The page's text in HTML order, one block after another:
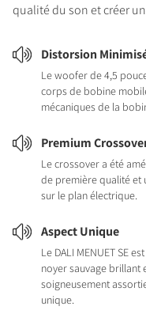
qualité du son et créer
Distorsion
Le woofer de 4,5
corps de bobine
mécaniques de la
Premium
Le crossover a été
de première qualité et
sur le plan électrique.
Aspect Unique
Le DALI MENUET SE
noyer sauvage brillant
soigneusement
unique.